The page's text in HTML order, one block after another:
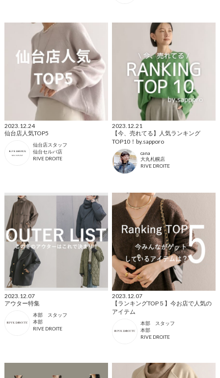
2023.12.24
仙台店人気TOP5
仙台店スタッフ
仙台セルバ店
RIVE DROITE
2023.12.21
【今、売れてる】人気ランキング
TOP10！by.sapporo
cana
大丸札幌店
RIVE DROITE
2023.12.07
アウター特集
本部 スタッフ
本部
RIVE DROITE
2023.12.07
【ランキングTOP５】今お店で人気の
アイテム
本部 スタッフ
本部
RIVE DROITE